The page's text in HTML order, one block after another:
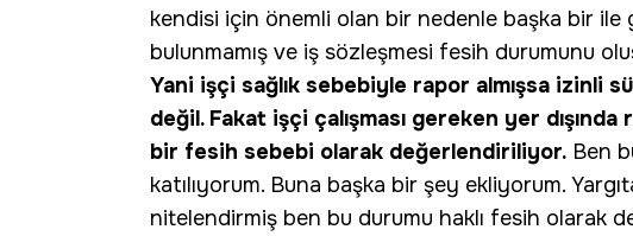
kendisi için önemli olan bir nedenle başka bir ile
bulunmamış ve iş sözleşmesi fesih durumunu
Yani işçi sağlık sebebiyle rapor almışsa izinli
değil. Fakat işçi çalışması gereken yer dışında
bir fesih sebebi olarak değerlendiriliyor. Ben
katılıyorum. Buna başka bir şey ekliyorum.
nitelendirmiş ben bu durumu haklı fesih olarak